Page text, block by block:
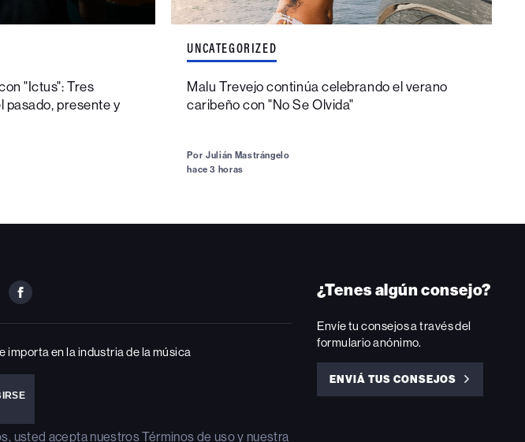
"Ictus": Tres
pasado, presente y
UNCATEGORIZED
Malu Trevejo continúa celebrando el verano
caribeño con "No Se Olvida"
Por Julián Mastrángelo
hace 3 horas
FOLLOW
ON
importa en la industria de la música
usted acepta nuestrosTérminos de usoy nuestra
¿Tenes algún consejo?
Envíe tu consejos a través del
formulario anónimo.
ENVIÁ TUS CONSEJOS
ENVIÁ